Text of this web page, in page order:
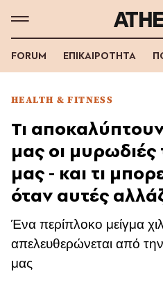
FORUM ΕΠΙΚΑΙΡΟΤΗΤΑ
HEALTH & FITNESS
Τι
μας οι
μας - και τι
όταν αυτές
Ένα περίπλοκο μείγμα
απελευθερώνεται από
μας